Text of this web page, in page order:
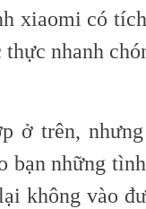
xiaomi có
nhanh
ở trên,
bạn những
không vào